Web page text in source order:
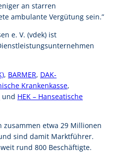
an starren
ambulante Vergütung sein.”
e. V. (vdek) ist
, BARMER, DAK-
Krankenkasse,
und HEK – Hanseatische
zusammen etwa 29 Millionen
sind damit Marktführer.
rund 800 Beschäftigte.